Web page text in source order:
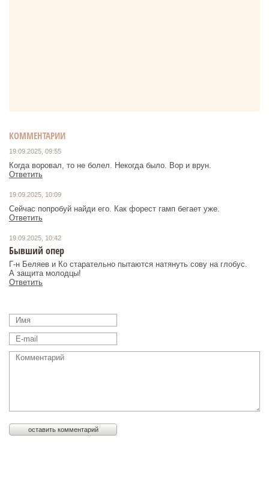
КОММЕНТАРИИ
19.09.2025, 09:55
Когда воровал, то не болел. Некогда было. Вор и врун.
Ответить
19.09.2025, 10:09
Сейчас попробуй найди его. Как форест гамп бегает уже.
Ответить
19.09.2025, 10:42
Бывший опер
Г-н Беляев и Ко старательно пытаются натянуть сову на глобус.
А защита молодцы!
Ответить